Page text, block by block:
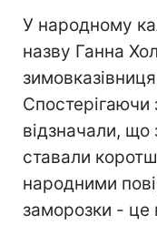
У народному
назву Ганна
відзначали, що
ставали
народними
заморозки - це